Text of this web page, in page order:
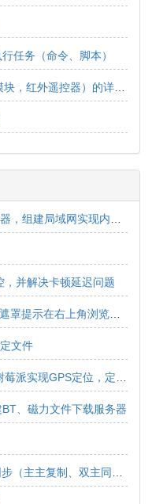
任务（命令、脚本）
并解决卡顿延迟问题
文件
、磁力文件下载服务器